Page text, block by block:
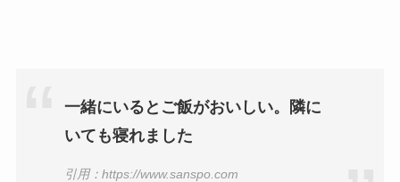
一緒にいるとご飯がおいしい。隣に
いても寝れました
引用：https://www.sanspo.com